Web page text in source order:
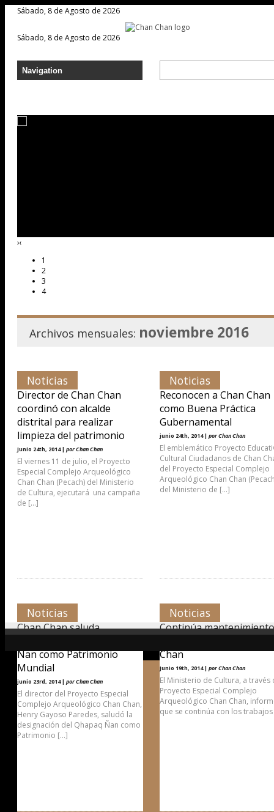
Sábado, 8 de Agosto de 2026
Sábado, 8 de Agosto de 2026
›‹
1
2
3
4
Archivos mensuales: noviembre 2016
Noticias
Director de Chan Chan
coordinó con alcalde
distrital para realizar
limpieza del patrimonio
junio 24th, 2014 | por Chan Chan
El viernes 11 de julio, el Proyecto
Especial Complejo Arqueológico
Chan Chan (Pecach) del Ministerio
de Cultura, ejecutará una campaña
de […]
Noticias
Reconocen a Chan Chan
como Buena Práctica
Gubernamental
junio 24th, 2014 | por Chan Chan
El emblemático Proyecto
Cultural Ciudadanos de Chan
del Proyecto Especial Complejo
Arqueológico Chan Chan
del Ministerio de […]
Noticias
Chan Chan saluda
Ñan como Patrimonio
Mundial
junio 23rd, 2014 | por Chan Chan
El director del Proyecto Especial
Complejo Arqueológico Chan Chan,
Henry Gayoso Paredes, saludó la
designación del Qhapaq Ñan como
Patrimonio […]
Noticias
Continúa mantenimiento
Chan
junio 19th, 2014 | por Chan Chan
El Ministerio de Cultura, a través
Proyecto Especial Complejo
Arqueológico Chan Chan,
que se continúa con los